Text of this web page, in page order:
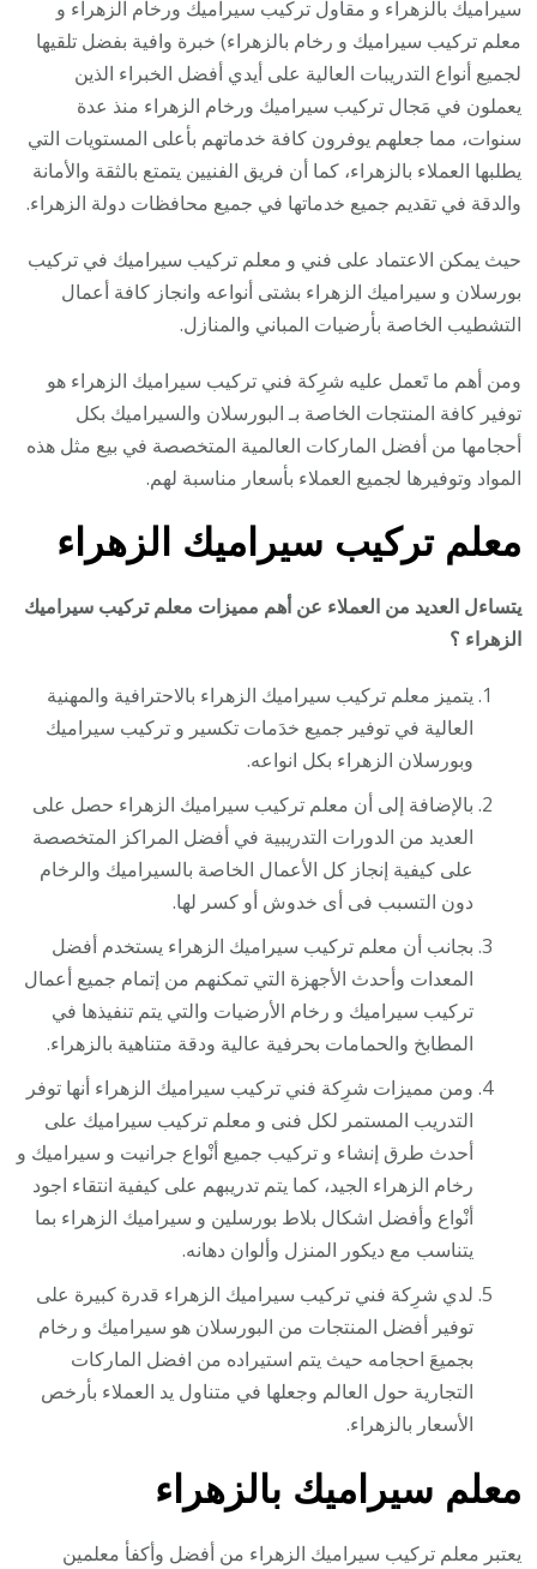
سيراميك بالزهراء و مقاول تركيب سيراميك ورخام الزهراء و
معلم تركيب سيراميك و رخام بالزهراء) خبرة وافية بفضل تلقيها
لجميع أنواع التدريبات العالية على أيدي أفضل الخبراء الذين
يعملون في مَجال تركيب سيراميك ورخام الزهراء منذ عدة
سنوات، مما جعلهم يوفرون كافة خدماتهم بأعلى المستويات التي
يطلبها العملاء بالزهراء، كما أن فريق الفنيين يتمتع بالثقة والأمانة
والدقة في تقديم جميع خدماتها في جميع محافظات دولة الزهراء.
حيث يمكن الاعتماد على فني و معلم تركيب سيراميك في تركيب
بورسلان و سيراميك الزهراء بشتى أنواعه وانجاز كافة أعمال
التشطيب الخاصة بأرضيات المباني والمنازل.
ومن أهم ما تَعمل عليه شرِكة فني تركيب سيراميك الزهراء هو
توفير كافة المنتجات الخاصة بـ البورسلان والسيراميك بكل
أحجامها من أفضل الماركات العالمية المتخصصة في بيع مثل هذه
المواد وتوفيرها لجميع العملاء بأسعار مناسبة لهم.
معلم تركيب سيراميك الزهراء
يتساءل العديد من العملاء عن أهم مميزات معلم تركيب سيراميك
الزهراء ؟
يتميز معلم تركيب سيراميك الزهراء بالاحترافية والمهنية
العالية في توفير جميع خدَمات تكسير و تركيب سيراميك
وبورسلان الزهراء بكل انواعه.
بالإضافة إلى أن معلم تركيب سيراميك الزهراء حصل على
العديد من الدورات التدريبية في أفضل المراكز المتخصصة
على كيفية إنجاز كل الأعمال الخاصة بالسيراميك والرخام
دون التسبب فى أى خدوش أو كسر لها.
بجانب أن معلم تركيب سيراميك الزهراء يستخدم أفضل
المعدات وأحدث الأجهزة التي تمكنهم من إتمام جميع أعمال
تركيب سيراميك و رخام الأرضيات والتي يتم تنفيذها في
المطابخ والحمامات بحرفية عالية ودقة متناهية بالزهراء.
ومن مميزات شرِكة فني تركيب سيراميك الزهراء أنها توفر
التدريب المستمر لكل فنى و معلم تركيب سيراميك على
أحدث طرق إنشاء و تركيب جميع أنْواع جرانيت و سيراميك و
رخام الزهراء الجيد، كما يتم تدريبهم على كيفية انتقاء اجود
أنْواع وأفضل اشكال بلاط بورسلين و سيراميك الزهراء بما
يتناسب مع ديكور المنزل وألوان دهانه.
لدي شرِكة فني تركيب سيراميك الزهراء قدرة كبيرة على
توفير أفضل المنتجات من البورسلان هو سيراميك و رخام
بجميعَ احجامه حيث يتم استيراده من افضل الماركات
التجارية حول العالم وجعلها في متناول يد العملاء بأرخص
الأسعار بالزهراء.
معلم سيراميك بالزهراء
يعتبر معلم تركيب سيراميك الزهراء من أفضل وأكفأ معلمين